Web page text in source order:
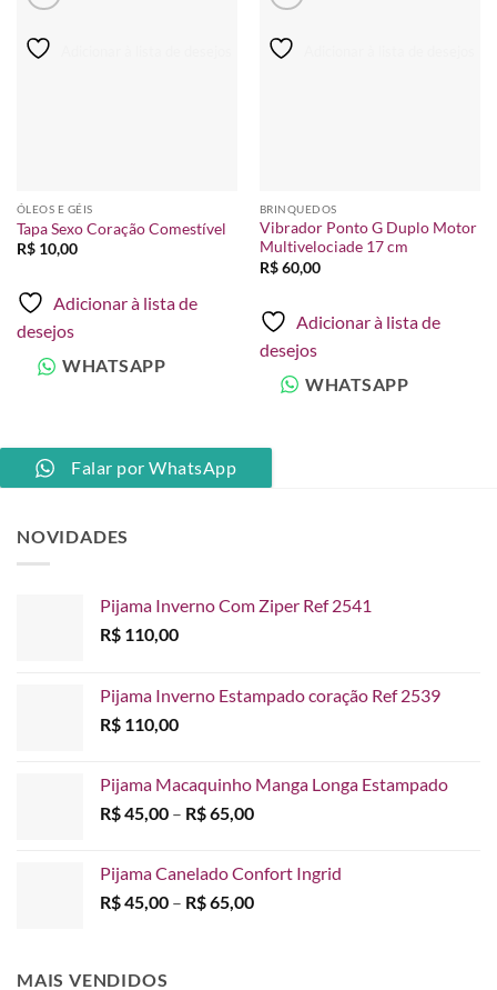
ÓLEOS E GÉIS
Tapa Sexo Coração Comestível
R$10,00
Adicionar à lista de
desejos
WHATSAPP
BRINQUEDOS
Vibrador Ponto G Duplo Motor
Multivelociade 17 cm
R$60,00
Adicionar à lista de
desejos
WHATSAPP
Falar por WhatsApp
NOVIDADES
Pijama Inverno Com Ziper Ref 2541
R$ 110,00
Pijama Inverno Estampado coração Ref 2539
R$ 110,00
Pijama Macaquinho Manga Longa Estampado
R$45,00 – R$65,00Faixa
R$ 45,00
através
Pijama Canelado Confort Ingrid
R$45,00 – R$65,00Faixa
MAIS VENDIDOS